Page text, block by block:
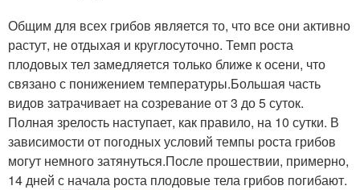
Общим для всех грибов является то, что все они активно
растут, не отдыхая и круглосуточно. Темп роста
плодовых тел замедляется только ближе к осени, что
связано с понижением температуры.Большая часть
видов затрачивает на созревание от 3 до 5 суток.
Полная зрелость наступает, как правило, на 10 сутки. В
зависимости от погодных условий темпы роста грибов
могут немного затянуться.После прошествии, примерно,
14 дней с начала роста плодовые тела грибов погибают.